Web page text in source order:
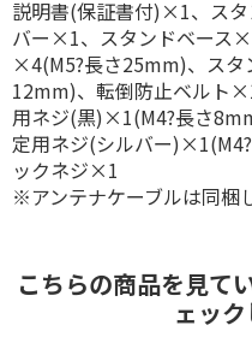
説明書(保証書付)×1、ス
バー×1、スタンドベース
×4(M5?長さ25mm)、ス
12mm)、転倒防止ベルト
用ネジ(黒)×1(M4?長さ
定用ネジ(シルバー
ックネジ×1
※アンテナケーブルは同梱
こちらの商品を見て
ェッ